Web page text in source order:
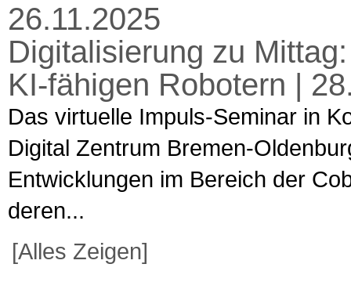
26.11.2025
Digitalisierung zu
KI-fähigen Robotern |
Das virtuelle Impuls-Seminar in
Digital Zentrum Bremen-
Entwicklungen im Bereich der
deren...
[Alles Zeigen]